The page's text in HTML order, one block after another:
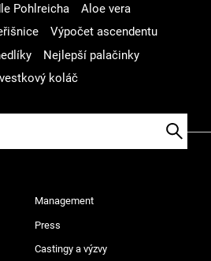
Pohlreicha
Aloe vera
Výpočet ascendentu
Nejlepší palačinky
koláč
Management
Press
Castingy a výzvy